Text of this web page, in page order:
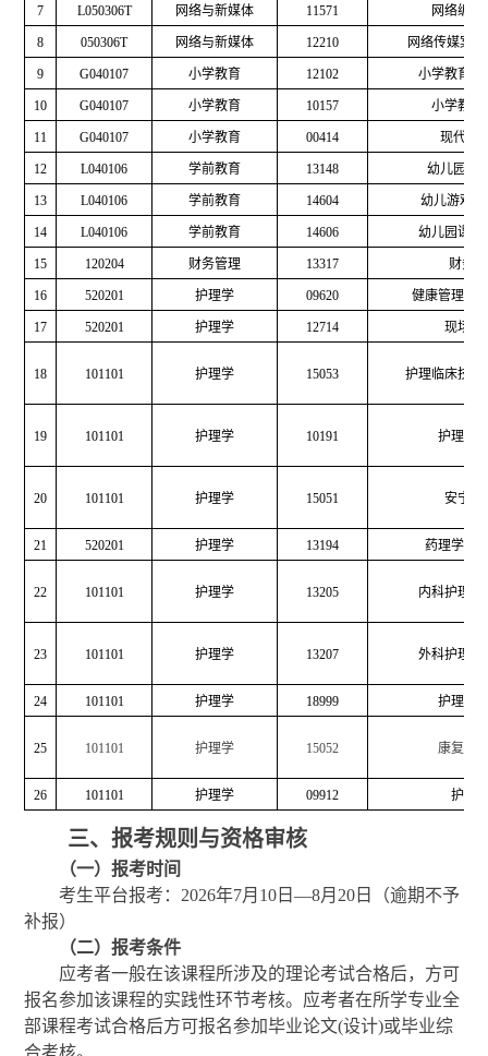
7 L050306T 网络与新媒体 11571 网络编
8 050306T 网络与新媒体 12210 网络传媒案
9 G040107 小学教育 12102 小学教育综
10 G040107 小学教育 10157 小学教育
11 G040107 小学教育 00414 现代教
12 L040106 学前教育 13148 幼儿园组
13 L040106 学前教育 14604 幼儿游戏
14 L040106 学前教育 14606 幼儿园课程
15 120204 财务管理 13317 财务
16 520201 护理学 09620 健康管理技
17 520201 护理学 12714 现场急
18 101101 护理学 15053 护理临床技
19 101101 护理学 10191 护理学
20 101101 护理学 15051 安宁疗
21 520201 护理学 13194 药理学（
22 101101 护理学 13205 内科护理
23 101101 护理学 13207 外科护理学
24 101101 护理学 18999 护理学
25 101101 护理学 15052 康复护
26 101101 护理学 09912 护理
三、报考规则与资格审核
（一）报考时间
考生平台报考： 2026年7月 10 日—8月 20 日（逾期不予
补报）
（二）报考条件
应考者一般在该课程所涉及的理论考试合格后，方可
报名参加该课程的实践性环节考核。应考者在所学专业全
部课程考试合格后方可报名参加毕业论文(设计)或毕业综
合考核。